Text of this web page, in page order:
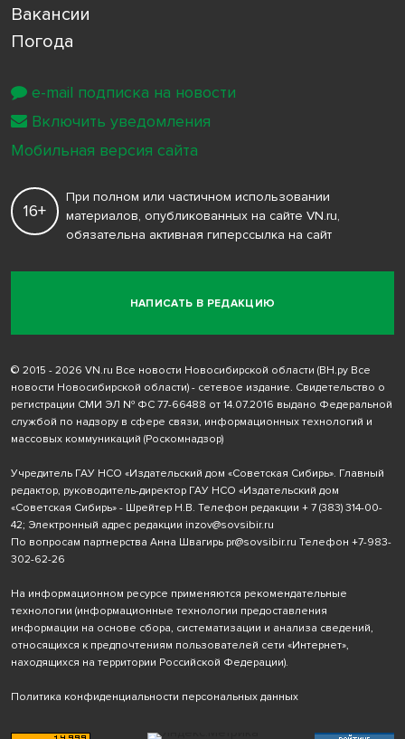
Вакансии
Погода
НАПИСАТЬ В РЕДАКЦИЮ
16+
При полном или частичном использовании
материалов, опубликованных на сайте VN.ru,
обязательна активная гиперссылка на сайт
© 2015 - 2026 VN.ru Все новости Новосибирской области (ВН.ру Все
новости Новосибирской области) - сетевое издание. Свидетельство о
регистрации СМИ ЭЛ № ФС 77-66488 от 14.07.2016 выдано Федеральной
службой по надзору в сфере связи, информационных технологий и
массовых коммуникаций (Роскомнадзор)
Учредитель ГАУ НСО «Издательский дом «Советская Сибирь». Главный
редактор, руководитель-директор ГАУ НСО «Издательский дом
«Советская Сибирь» - Шрейтер Н.В. Телефон редакции + 7 (383) 314-00-
42; Электронный адрес редакции inzov@sovsibir.ru
По вопросам партнерства Анна Швагирь pr@sovsibir.ru Телефон +7-983-
302-62-26
На информационном ресурсе применяются рекомендательные
технологии (информационные технологии предоставления
информации на основе сбора, систематизации и анализа сведений,
относящихся к предпочтениям пользователей сети «Интернет»,
находящихся на территории Российской Федерации).
Политика конфиденциальности персональных данных
e-mail подписка на новости
Включить уведомления
Мобильная версия сайта